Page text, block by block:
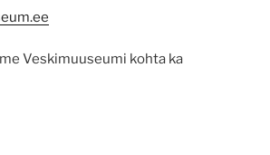
ee
Veskimuuseumi kohta ka